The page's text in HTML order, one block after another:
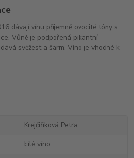
dávají vínu příjemně ovocité tóny s
Vůně je podpořená pikantní
svěžest a šarm. Víno je vhodné k
Krejčiříková Petra
bílé víno